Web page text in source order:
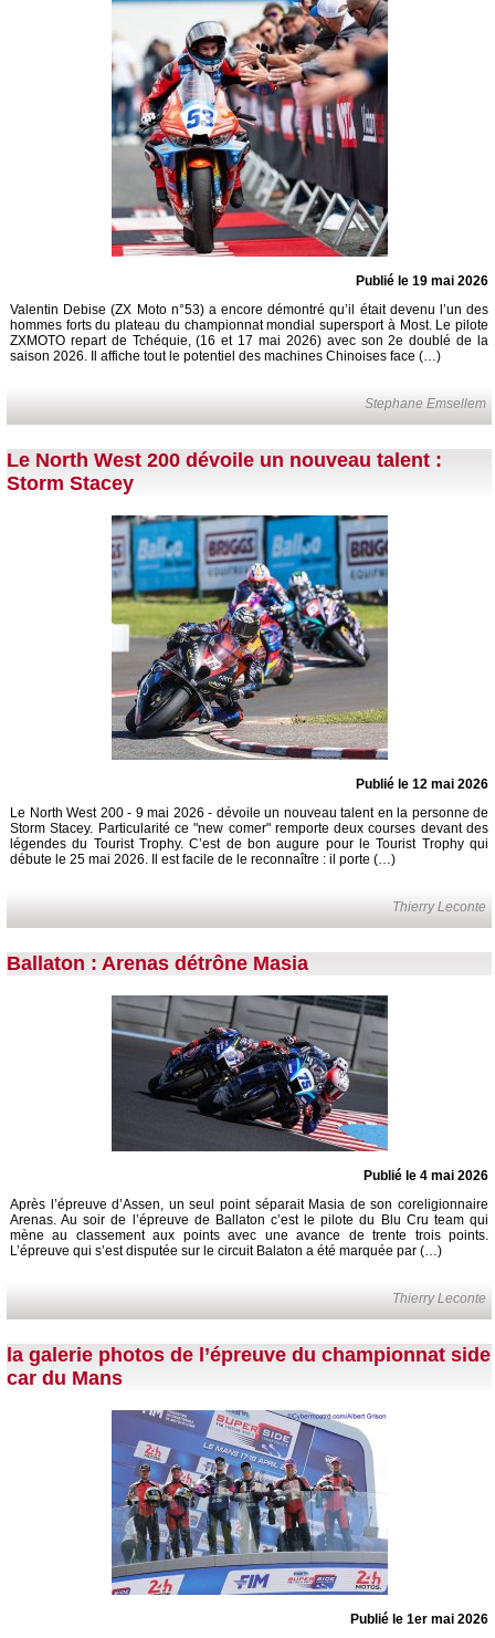
Publié le 19 mai 2026
Valentin Debise (ZX Moto n°53) a encore démontré qu’il était devenu l’un des
hommes forts du plateau du championnat mondial supersport à Most. Le pilote
ZXMOTO repart de Tchéquie, (16 et 17 mai 2026) avec son 2e doublé de la
saison 2026. Il affiche tout le potentiel des machines Chinoises face (…)
Stephane Emsellem
Le North West 200 dévoile un nouveau talent :
Storm Stacey
Publié le 12 mai 2026
Le North West 200 - 9 mai 2026 - dévoile un nouveau talent en la personne de
Storm Stacey. Particularité ce "new comer" remporte deux courses devant des
légendes du Tourist Trophy. C’est de bon augure pour le Tourist Trophy qui
débute le 25 mai 2026. Il est facile de le reconnaître : il porte (…)
Thierry Leconte
Ballaton : Arenas détrône Masia
Publié le 4 mai 2026
Après l’épreuve d’Assen, un seul point séparait Masia de son coreligionnaire
Arenas. Au soir de l’épreuve de Ballaton c’est le pilote du Blu Cru team qui
mène au classement aux points avec une avance de trente trois points.
L’épreuve qui s’est disputée sur le circuit Balaton a été marquée par (…)
Thierry Leconte
la galerie photos de l’épreuve du championnat side
car du Mans
Publié le 1er mai 2026